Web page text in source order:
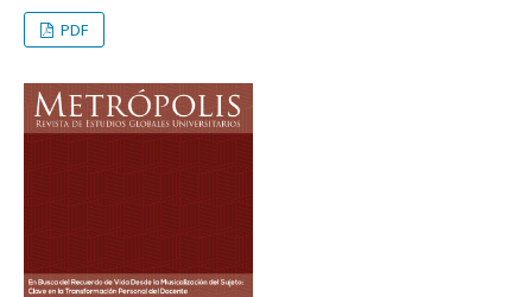
PDF